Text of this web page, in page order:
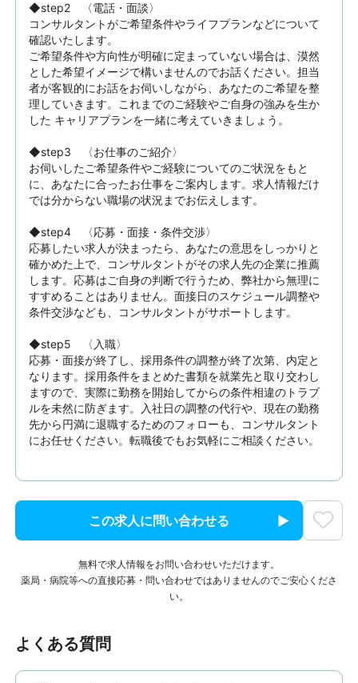
◆step2　〈電話・面談〉
コンサルタントがご希望条件やライフプランなどについて
確認いたします。
ご希望条件や方向性が明確に定まっていない場合は、漠然
とした希望イメージで構いませんのでお話ください。担当
者が客観的にお話をお伺いしながら、あなたのご希望を整
理していきます。これまでのご経験やご自身の強みを生か
した キャリアプランを一緒に考えていきましょう。
◆step3　〈お仕事のご紹介〉
お伺いしたご希望条件やご経験についてのご状況をもと
に、あなたに合ったお仕事をご案内します。求人情報だけ
では分からない職場の状況までお伝えします。
◆step4　〈応募・面接・条件交渉〉
応募したい求人が決まったら、あなたの意思をしっかりと
確かめた上で、コンサルタントがその求人先の企業に推薦
します。応募はご自身の判断で行うため、弊社から無理に
すすめることはありません。面接日のスケジュール調整や
条件交渉なども、コンサルタントがサポートします。
◆step5　〈入職〉
応募・面接が終了し、採用条件の調整が終了次第、内定と
なります。採用条件をまとめた書類を就業先と取り交わし
ますので、実際に勤務を開始してからの条件相違のトラブ
ルを未然に防ぎます。入社日の調整の代行や、現在の勤務
先から円満に退職するためのフォローも、コンサルタント
にお任せください。転職後でもお気軽にご相談ください。
この求人に問い合わせる
無料で求人情報をお問い合わせいただけます。
薬局・病院等への直接応募・問い合わせではありませんのでご安心くださ
い。
よくある質問